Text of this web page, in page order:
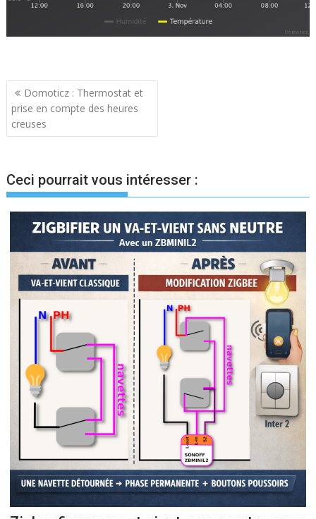
Navigation
de
l’article
Domoticz : Thermostat et
prise en compte des heures
creuses
Ceci pourrait vous intéresser :